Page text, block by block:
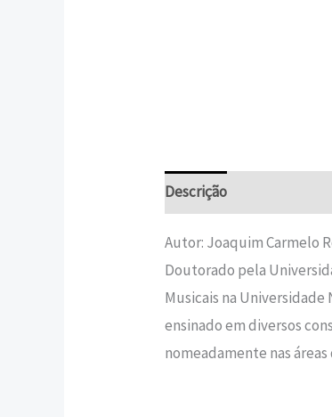
Descrição
Autor: Joaquim Carmelo
Doutorado pela
Musicais na Universidade
ensinado em diversos
nomeadamente nas